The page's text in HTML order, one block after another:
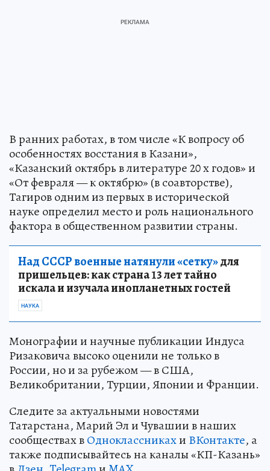
В ранних работах, в том числе «К вопросу об
особенностях восстания в Казани»,
«Казанский октябрь в литературе 20 х годов» и
«От февраля — к октябрю» (в соавторстве),
Тагиров одним из первых в исторической
науке определил место и роль национального
фактора в общественном развитии страны.
Над СССР военные натянули «сетку»для
пришельцев: как страна 13 лет тайно
искала и изучала инопланетных гостей
НАУКА
Монографии и научные публикации Индуса
Ризаковича высоко оценили не только в
России, но и за рубежом — в США,
Великобритании, Турции, Японии и Франции.
Следите за актуальными новостями
Татарстана, Марий Эл и Чувашии в наших
сообществах вОдноклассникахи ВКонтакте, а
также подписывайтесь на каналы «КП-Казань»